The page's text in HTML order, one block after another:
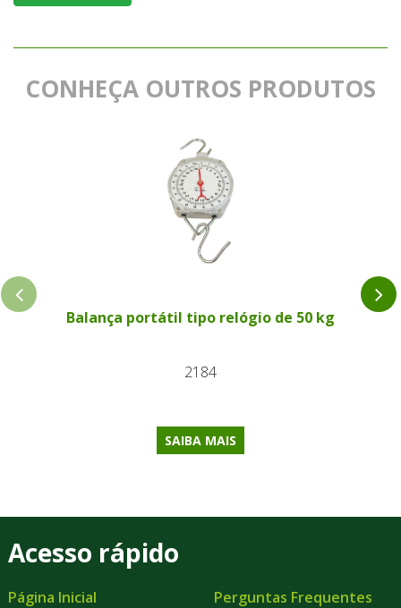
CONHEÇA OUTROS PRODUTOS
Balança portátil tipo relógio de 50 kg
2184
SAIBA MAIS
Acesso rápido
Página Inicial
Perguntas Frequentes